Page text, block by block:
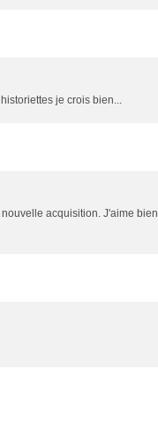
je crois bien...
acquisition. J'aime bien